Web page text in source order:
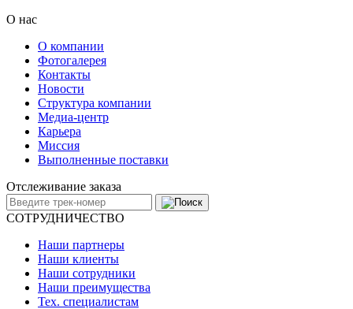
О нас
О компании
Фотогалерея
Контакты
Новости
Структура компании
Медиа-центр
Карьера
Миссия
Выполненные поставки
Отслеживание заказа
СОТРУДНИЧЕСТВО
Наши партнеры
Наши клиенты
Наши сотрудники
Наши преимущества
Тех. специалистам